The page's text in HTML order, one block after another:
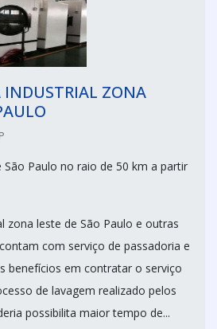
INDUSTRIAL ZONA
São Paulo no raio de 50 km a partir
zona leste de São Paulo e outras
com serviço de passadoria e
benefícios em contratar o serviço
de lavagem realizado pelos
possibilita maior tempo de...